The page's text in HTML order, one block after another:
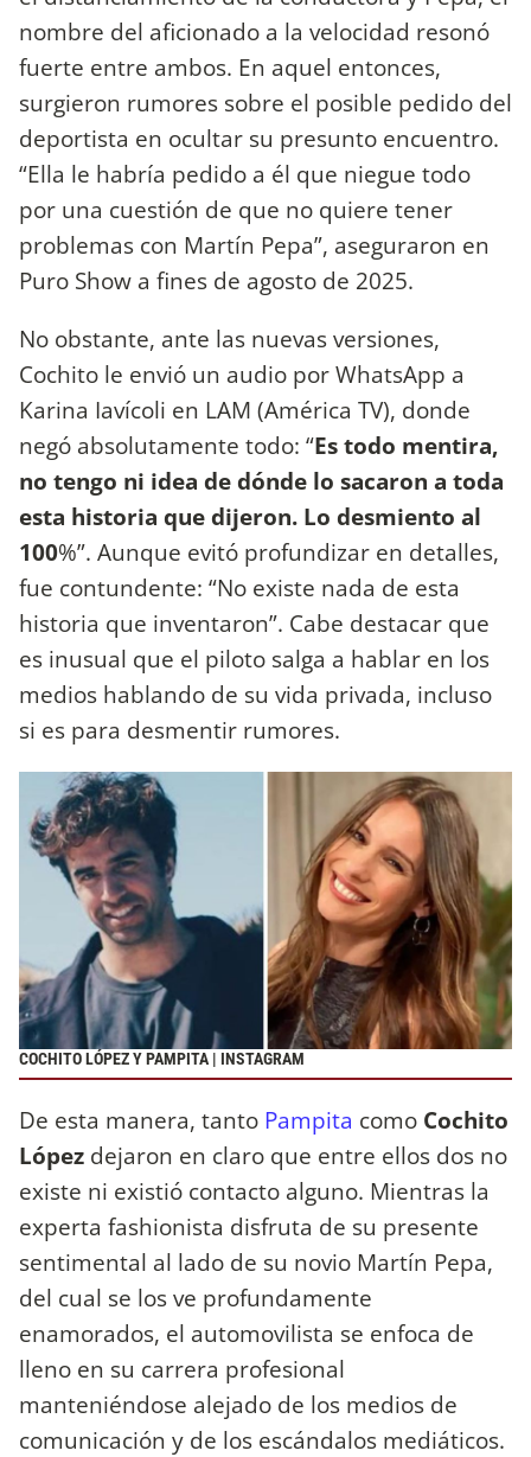
nombre del aficionado a la velocidad resonó
fuerte entre ambos. En aquel entonces,
surgieron rumores sobre el posible pedido del
deportista en ocultar su presunto encuentro.
“Ella le habría pedido a él que niegue todo
por una cuestión de que no quiere tener
problemas con Martín Pepa”, aseguraron en
Puro Show a fines de agosto de 2025.
No obstante, ante las nuevas versiones,
Cochito le envió un audio por WhatsApp a
Karina Iavícoli en LAM (América TV), donde
negó absolutamente todo: “Es todo mentira,
no tengo ni idea de dónde lo sacaron a toda
esta historia que dijeron. Lo desmiento al
100%”. Aunque evitó profundizar en detalles,
fue contundente: “No existe nada de esta
historia que inventaron”. Cabe destacar que
es inusual que el piloto salga a hablar en los
medios hablando de su vida privada, incluso
si es para desmentir rumores.
COCHITO LÓPEZ Y PAMPITA | INSTAGRAM
De esta manera, tanto Pampita como Cochito
López dejaron en claro que entre ellos dos no
existe ni existió contacto alguno. Mientras la
experta fashionista disfruta de su presente
sentimental al lado de su novio Martín Pepa,
del cual se los ve profundamente
enamorados, el automovilista se enfoca de
lleno en su carrera profesional
manteniéndose alejado de los medios de
comunicación y de los escándalos mediáticos.